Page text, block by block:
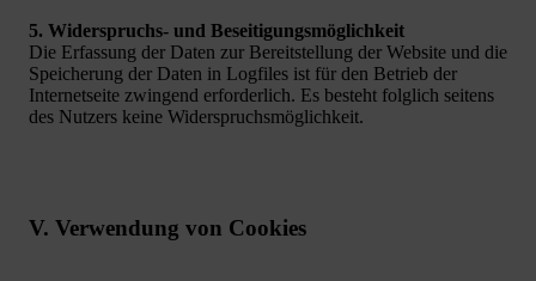
5. Widerspruchs- und Beseitigungsmöglichkeit
Die Erfassung der Daten zur Bereitstellung der Website und die
Speicherung der Daten in Logfiles ist für den Betrieb der
Internetseite zwingend erforderlich. Es besteht folglich seitens
des Nutzers keine Widerspruchsmöglichkeit.
V. Verwendung von Cookies